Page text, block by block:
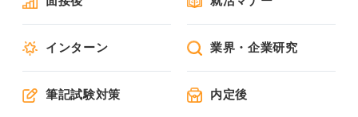
インターン 業界・企業研究
筆記試験対策 内定後